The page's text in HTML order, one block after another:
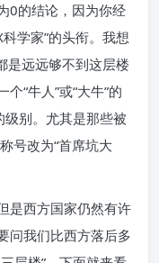
0的结论，因为你经
学家”的头衔。我想
是远远够不到这层楼
“牛人”或“大牛”的
级别。尤其是那些被
号改为“首席坑大
是西方国家仍然有许
问我们比西方落后多